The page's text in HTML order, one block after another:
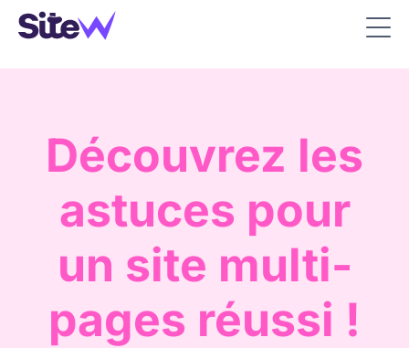
Découvrez les
astuces pour
un site multi-
pages réussi !